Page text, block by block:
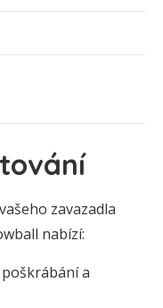
zavazadla
nabízí:
a